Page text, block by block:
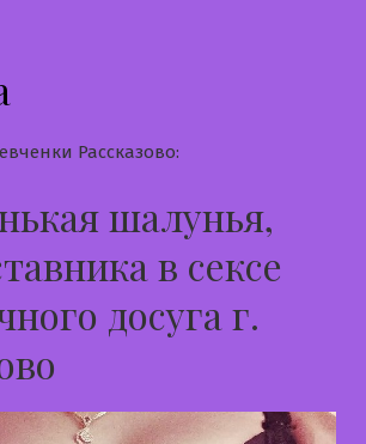
Рассказово:
шалунья,
в сексе
досуга г.